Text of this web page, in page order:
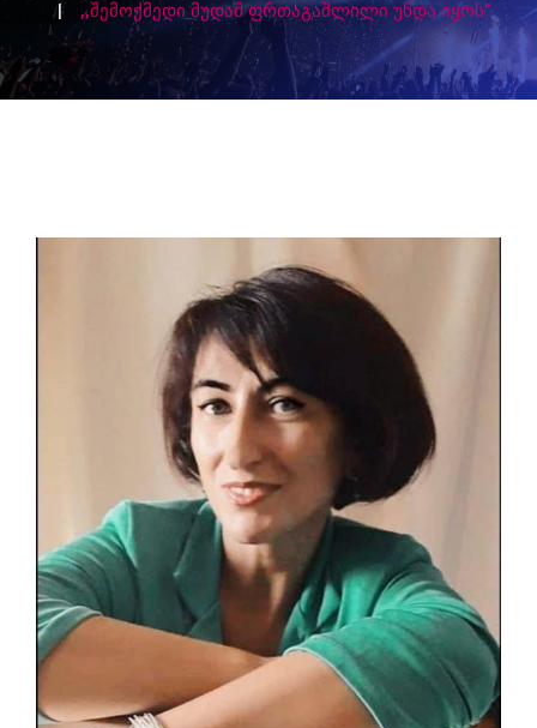
,,შემოქმედი მუდამ ფრთაგაშლილი უნდა იყოს”